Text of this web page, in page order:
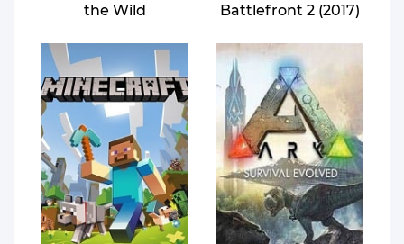
the Wild
Battlefront 2 (2017)